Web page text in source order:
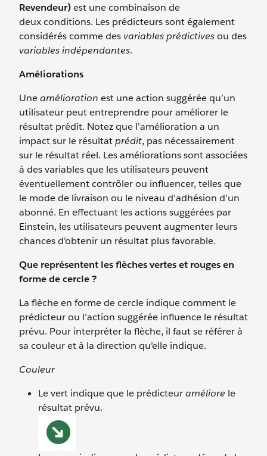
Revendeur)est une combinaison de
deux conditions. Les prédicteurs sont également
considérés comme desvariables prédictivesou des
variables indépendantes.
Améliorations
Uneamélioration est une action suggérée qu’un
utilisateur peut entreprendre pour améliorer le
résultat prédit. Notez que l’amélioration a un
impact sur le résultatprédit, pas nécessairement
sur le résultat réel. Les améliorations sont associées
à des variables que les utilisateurs peuvent
éventuellement contrôler ou influencer, telles que
le mode de livraison ou le niveau d’adhésion d’un
abonné. En effectuant les actions suggérées par
Einstein, les utilisateurs peuvent augmenter leurs
chances d’obtenir un résultat plus favorable.
Que représentent les flèches vertes et rouges en
forme de cercle ?
La flèche en forme de cercle indique comment le
prédicteur ou l’action suggérée influence le résultat
prévu. Pour interpréter la flèche, il faut se référer à
sa couleur et à la direction qu’elle indique.
Couleur
Le vert indique que le prédicteuraméliore le
résultat prévu.